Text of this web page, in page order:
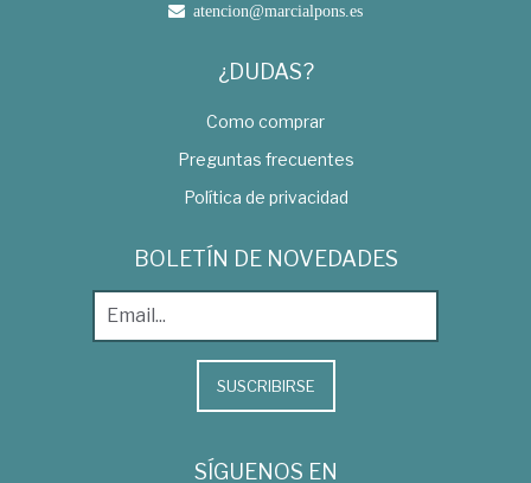
atencion@marcialpons.es
¿DUDAS?
Como comprar
Preguntas frecuentes
Política de privacidad
BOLETÍN DE NOVEDADES
SUSCRIBIRSE
SÍGUENOS EN